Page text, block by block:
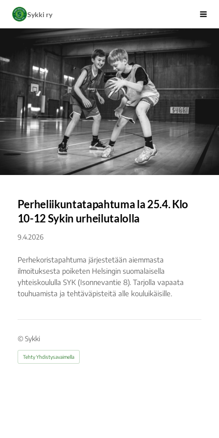
Siirry
sivun
Sykki ry
Perheliikuntatapahtuma la 25.4. Klo
10-12 Sykin urheilutalolla
9.4.2026
Perhekoristapahtuma järjestetään aiemmasta
ilmoituksesta poiketen Helsingin suomalaisella
yhteiskoululla SYK (Isonnevantie 8). Tarjolla vapaata
touhuamista ja tehtäväpisteitä alle kouluikäisille.
© Sykki
Tehty Yhdistysavaimella